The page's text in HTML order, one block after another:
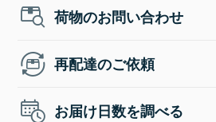
荷物のお問い合わせ
再配達のご依頼
お届け日数を調べる